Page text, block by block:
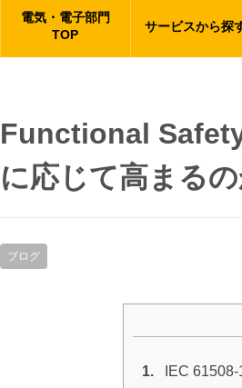
電気・電子部門
TOP
サービスから探
Functional
に応じて高まる
ブログ
1. IEC